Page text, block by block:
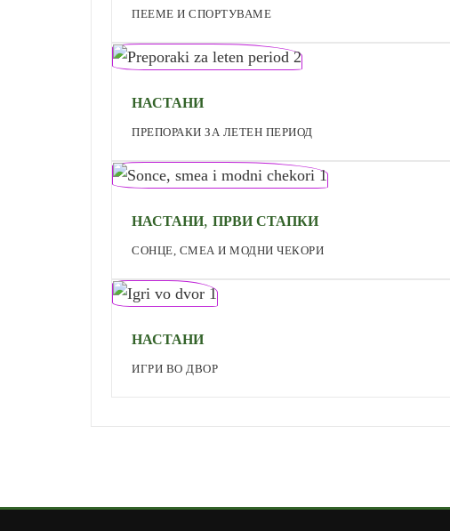
ПЕЕМЕ И СПОРТУВАМЕ
НАСТАНИ
ПРЕПОРАКИ ЗА ЛЕТЕН ПЕРИОД
НАСТАНИ, ПРВИ СТАПКИ
СОНЦЕ, СМЕА И МОДНИ ЧЕКОРИ
НАСТАНИ
ИГРИ ВО ДВОР